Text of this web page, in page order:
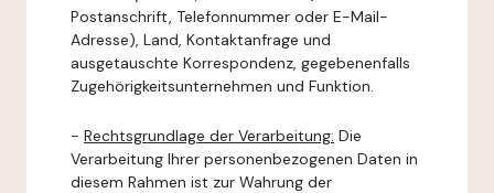
Postanschrift, Telefonnummer oder E-Mail-
Adresse), Land, Kontaktanfrage und
ausgetauschte Korrespondenz, gegebenenfalls
Zugehörigkeitsunternehmen und Funktion.
- Rechtsgrundlage der Verarbeitung: Die
Verarbeitung Ihrer personenbezogenen Daten in
diesem Rahmen ist zur Wahrung der